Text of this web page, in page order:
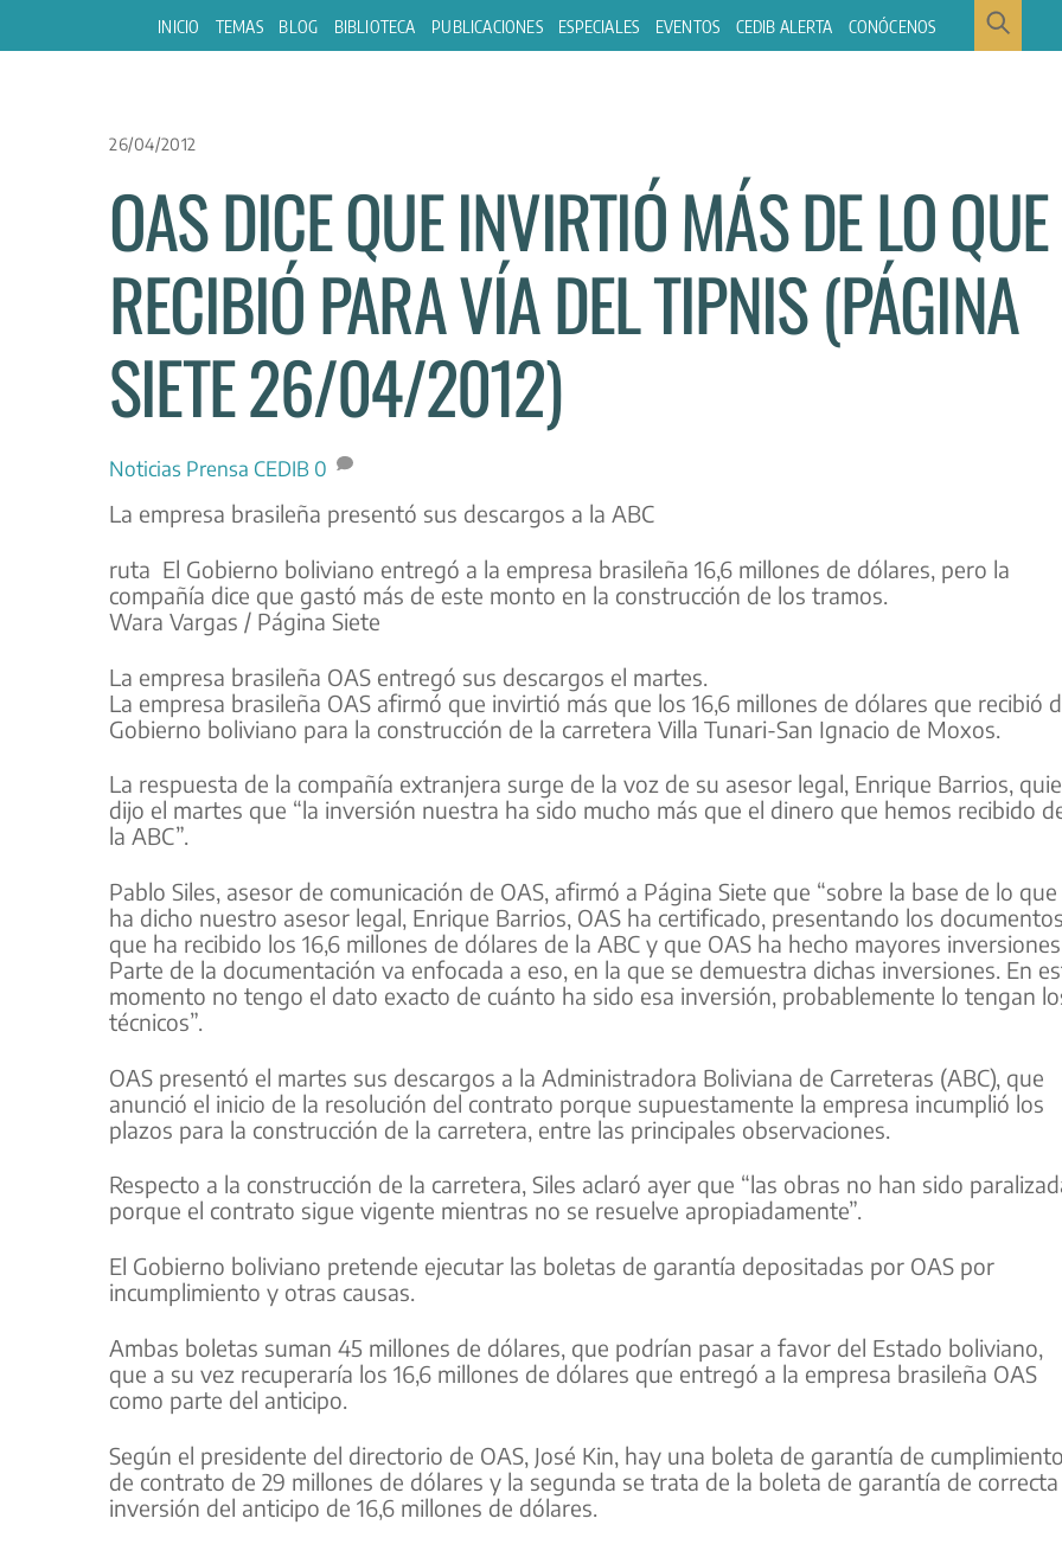
INICIO TEMAS BLOG BIBLIOTECA PUBLICACIONES ESPECIALES EVENTOS CEDIB ALERTA CONÓCENOS
26/04/2012
OAS DICE QUE INVIRTIÓ MÁS DE LO QUE
RECIBIÓ PARA VÍA DEL TIPNIS (PÁGINA
SIETE 26/04/2012)
Noticias Prensa CEDIB 0
La empresa brasileña presentó sus descargos a la ABC
ruta El Gobierno boliviano entregó a la empresa brasileña 16,6 millones de dólares, pero la
compañía dice que gastó más de este monto en la construcción de los tramos.
Wara Vargas / Página Siete
La empresa brasileña OAS entregó sus descargos el martes.
La empresa brasileña OAS afirmó que invirtió más que los 16,6 millones de dólares que recibió
Gobierno boliviano para la construcción de la carretera Villa Tunari-San Ignacio de Moxos.
La respuesta de la compañía extranjera surge de la voz de su asesor legal, Enrique Barrios,
dijo el martes que “la inversión nuestra ha sido mucho más que el dinero que hemos recibido
la ABC”.
Pablo Siles, asesor de comunicación de OAS, afirmó a Página Siete que “sobre la base de lo que
ha dicho nuestro asesor legal, Enrique Barrios, OAS ha certificado, presentando los
que ha recibido los 16,6 millones de dólares de la ABC y que OAS ha hecho mayores
Parte de la documentación va enfocada a eso, en la que se demuestra dichas inversiones. En
momento no tengo el dato exacto de cuánto ha sido esa inversión, probablemente lo tengan
técnicos”.
OAS presentó el martes sus descargos a la Administradora Boliviana de Carreteras (ABC), que
anunció el inicio de la resolución del contrato porque supuestamente la empresa incumplió los
plazos para la construcción de la carretera, entre las principales observaciones.
Respecto a la construcción de la carretera, Siles aclaró ayer que “las obras no han sido
porque el contrato sigue vigente mientras no se resuelve apropiadamente”.
El Gobierno boliviano pretende ejecutar las boletas de garantía depositadas por OAS por
incumplimiento y otras causas.
Ambas boletas suman 45 millones de dólares, que podrían pasar a favor del Estado boliviano,
que a su vez recuperaría los 16,6 millones de dólares que entregó a la empresa brasileña OAS
como parte del anticipo.
Según el presidente del directorio de OAS, José Kin, hay una boleta de garantía de
de contrato de 29 millones de dólares y la segunda se trata de la boleta de garantía de correcta
inversión del anticipo de 16,6 millones de dólares.